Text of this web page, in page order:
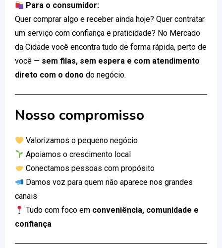
Para o consumidor:
Quer comprar algo e receber ainda hoje? Quer contratar
um serviço com confiança e praticidade? No Mercado
da Cidade você encontra tudo de forma rápida, perto de
você — sem filas, sem espera e com atendimento
direto com o dono do negócio.
Nosso compromisso
Valorizamos o pequeno negócio
Apoiamos o crescimento local
Conectamos pessoas com propósito
Damos voz para quem não aparece nos grandes
canais
Tudo com foco em conveniência, comunidade e
confiança